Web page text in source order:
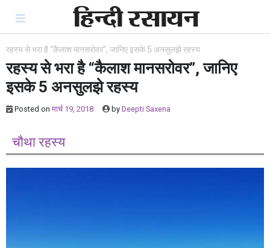
content
रहस्य से भरा है “कैलाश मानसरोवर”, जानिए इसके 5 अनसुलझे रहस्य
रहस्य से भरा है “कैलाश मानसरोवर”, जानिए
इसके 5 अनसुलझे रहस्य
Posted on मार्च 19, 2018 by Deepti Saxena
चौथा रहस्य